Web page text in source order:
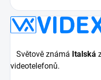
Světově známá Italská
videotelefonů.